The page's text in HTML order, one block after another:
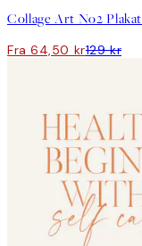
Collage Art No2 Plakat
Fra 64,50 kr129 kr